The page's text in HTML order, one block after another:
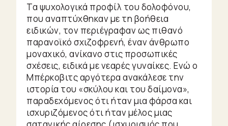
Τα ψυχολογικά προφίλ του δολοφόνου,
που αναπτύχθηκαν με τη βοήθεια
ειδικών, τον περιέγραφαν ως πιθανό
παρανοϊκό σχιζοφρενή, έναν άνθρωπο
μοναχικό, ανίκανο στις προσωπικές
σχέσεις, ειδικά με νεαρές γυναίκες. Ενώ ο
Μπέρκοβιτς αργότερα ανακάλεσε την
ιστορία του «σκύλου και του δαίμονα»,
παραδεχόμενος ότι ήταν μια φάρσα και
ισχυριζόμενος ότι ήταν μέλος μιας